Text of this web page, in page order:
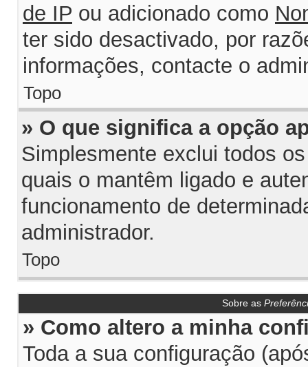
de IP ou adicionado como
ter sido desactivado, por
informações, contacte o
Topo
» O que significa a opção
Simplesmente exclui todos
quais o mantêm ligado e
funcionamento de
administrador.
Topo
Sobre as
» Como altero a minha
Toda a sua configuração